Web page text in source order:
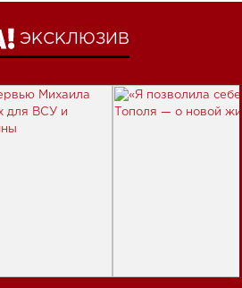
ЭКСКЛЮЗИВ